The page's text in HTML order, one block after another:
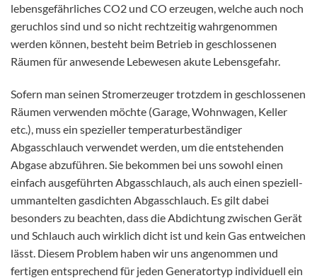
lebensgefährliches CO2 und CO erzeugen, welche auch noch
geruchlos sind und so nicht rechtzeitig wahrgenommen
werden können, besteht beim Betrieb in geschlossenen
Räumen für anwesende Lebewesen akute Lebensgefahr.
Sofern man seinen Stromerzeuger trotzdem in geschlossenen
Räumen verwenden möchte (Garage, Wohnwagen, Keller
etc.), muss ein spezieller temperaturbeständiger
Abgasschlauch verwendet werden, um die entstehenden
Abgase abzuführen. Sie bekommen bei uns sowohl einen
einfach ausgeführten Abgasschlauch, als auch einen speziell-
ummantelten gasdichten Abgasschlauch. Es gilt dabei
besonders zu beachten, dass die Abdichtung zwischen Gerät
und Schlauch auch wirklich dicht ist und kein Gas entweichen
lässt. Diesem Problem haben wir uns angenommen und
fertigen entsprechend für jeden Generatortyp individuell ein